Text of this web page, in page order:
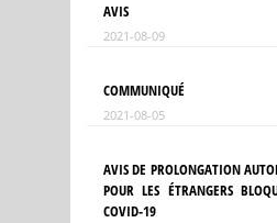
AVIS
2021-08-09
COMMUNIQUÉ
2021-08-05
AVIS DE PROLONGATION
POUR LES ÉTRANGERS
COVID-19